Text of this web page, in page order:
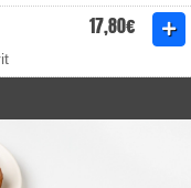
17,80€